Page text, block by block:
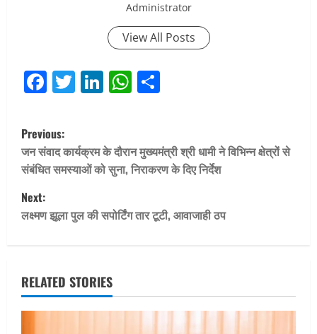
Administrator
View All Posts
Facebook
Twitter
LinkedIn
WhatsApp
P
o
s
t
a
v
Previous:
जन संवाद कार्यक्रम के दौरान मुख्यमंत्री श्री धामी ने विभिन्न क्षेत्रों से
संबंधित समस्याओं को सुना, निराकरण के दिए निर्देश
Next:
लक्ष्मण झूला पुल की सपोर्टिंग तार टूटी, आवाजाही ठप
RELATED STORIES